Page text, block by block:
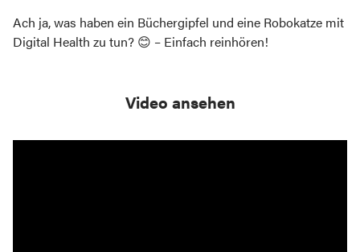
Ach ja, was haben ein Büchergipfel und eine Robokatze mit
Digital Health zu tun? 😊 – Einfach reinhören!
Video ansehen